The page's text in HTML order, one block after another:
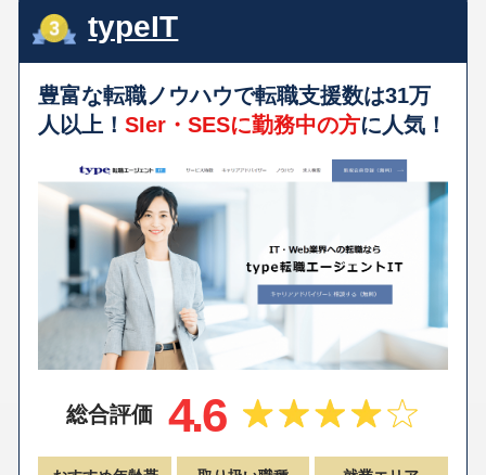
typeIT
豊富な転職ノウハウで転職支援数は31万
人以上！SIer・SESに勤務中の方に人気！
総合評価 4.6